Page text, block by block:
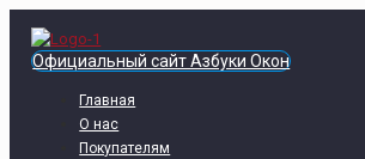
Официальный сайт Азбуки Окон
Главная
О нас
Покупателям